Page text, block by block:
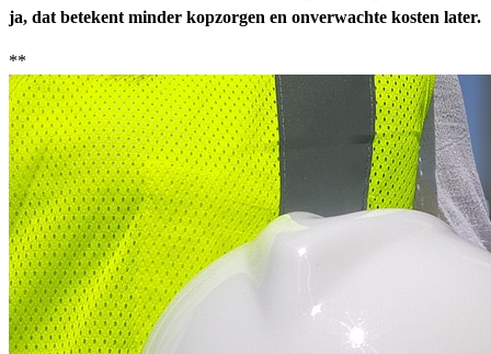
ja, dat betekent minder kopzorgen en onverwachte kosten later.
**